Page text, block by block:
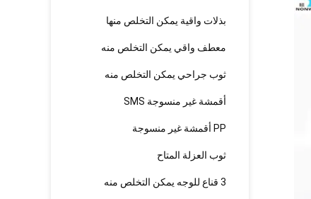
بذلات واقية يمكن التخلص منها
معطف واقي يمكن التخلص منه
ثوب جراحي يمكن التخلص منه
أقمشة غير منسوجة SMS
PP أقمشة غير منسوجة
ثوب العزلة المتاح
3 قناع للوجه يمكن التخلص منه